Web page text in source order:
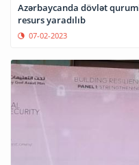
Azərbaycanda dövlət
resurs yaradılıb
07-02-2023